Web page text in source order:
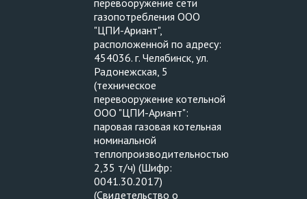
перевооружение сети
газопотребления ООО
"ЦПИ-Ариант",
расположенной по адресу:
454036. г. Челябинск, ул.
Радонежская, 5
(техническое
перевооружение котельной
ООО "ЦПИ-Ариант":
паровая газовая котельная
номинальной
теплопроизводительностью
2,35 т/ч) (Шифр:
0041.30.2017)
(Свидетельство о